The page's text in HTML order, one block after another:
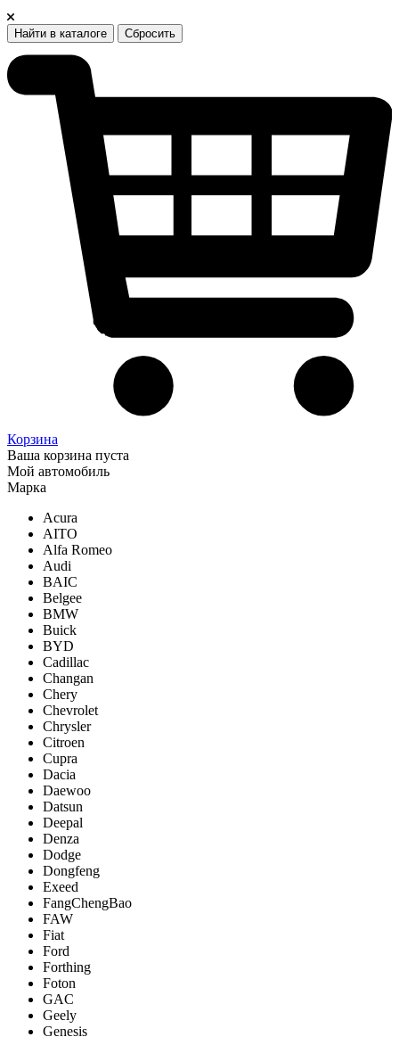
Найти в каталоге Сбросить
Корзина
Ваша корзина пуста
Мой автомобиль
Марка
Acura
AITO
Alfa Romeo
Audi
BAIC
Belgee
BMW
Buick
BYD
Cadillac
Changan
Chery
Chevrolet
Chrysler
Citroen
Cupra
Dacia
Daewoo
Datsun
Deepal
Denza
Dodge
Dongfeng
Exeed
FangChengBao
FAW
Fiat
Ford
Forthing
Foton
GAC
Geely
Genesis